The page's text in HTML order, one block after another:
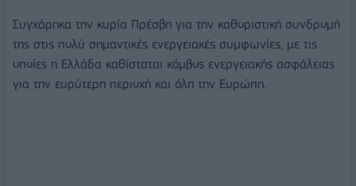
Συγχάρηκα την κυρία Πρέσβη για την καθοριστική συνδρομή
της στις πολύ σημαντικές ενεργειακές συμφωνίες, με τις
οποίες η Ελλάδα καθίσταται κόμβος ενεργειακής ασφάλειας
για την ευρύτερη περιοχή και όλη την Ευρώπη.